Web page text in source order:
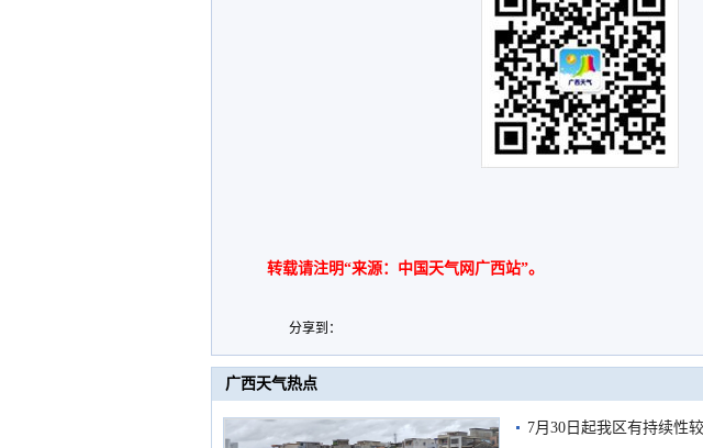
转载请注明“来源：中国天气网广西站”。
分享到：
广西天气热点
7月30日起我区有持续性